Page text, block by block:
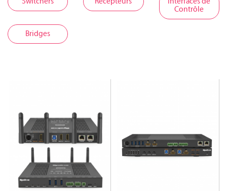
Contrôle
Bridges
SW-620-TX-W
4K : 15m
180p : 70m
2 entrées (HDMI et USB-
C)